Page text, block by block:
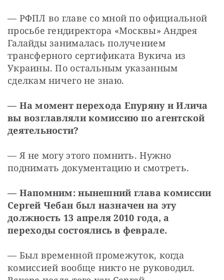
— РФПЛ во главе со мной по официальной
просьбе гендиректора «Москвы» Андрея
Галайды занималась получением
трансферного сертификата Вукича из
Украины. По остальным указанным
сделкам ничего не знаю.
— На момент перехода Епуряну и Илича
вы возглавляли комиссию по агентской
деятельности?
— Я не могу этого помнить. Нужно
поднимать документацию и смотреть.
— Напомним: нынешний глава комиссии
Сергей Чебан был назначен на эту
должность 13 апреля 2010 года, а
переходы состоялись в феврале.
— Был временной промежуток, когда
комиссией вообще никто не руководил.